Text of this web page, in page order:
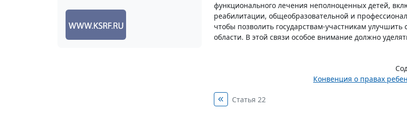
функционального лечения неполноценных детей,
реабилитации, общеобразовательной и
чтобы позволить государствам-участникам
области. В этой связи особое внимание должно
Конвенция о правах
Статья 22